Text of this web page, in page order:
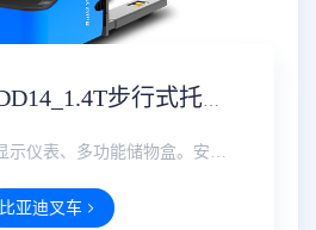
比亚迪叉车CDD14_1.4T步行式托盘堆垛车价格参数配置方案实时报价
人性化设计全中文显示仪表、多功能储物盒。安全可靠高位限速、能量再生制动、整车断电保护；加强型冲压钢电···
比亚迪叉车